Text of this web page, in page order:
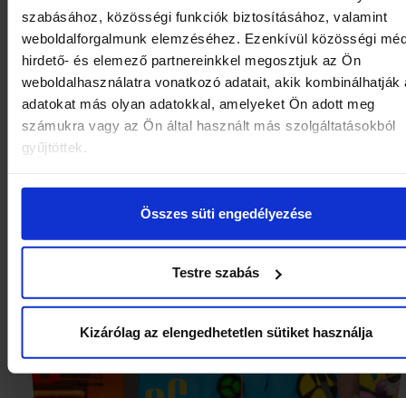
szabásához, közösségi funkciók biztosításához, valamint
weboldalforgalmunk elemzéséhez. Ezenkívül közösségi
hirdető- és elemező partnereinkkel megosztjuk az Ön
weboldalhasználatra vonatkozó adatait, akik kombinálhatják
adatokat más olyan adatokkal, amelyeket Ön adott meg
számukra vagy az Ön által használt más szolgáltatásokból
gyűjtöttek.
Összes süti engedélyezése
Testre szabás
Kizárólag az elengedhetetlen sütiket használja
soon as the amount is received.
the spot and requesting a printed gift
card is not possible.